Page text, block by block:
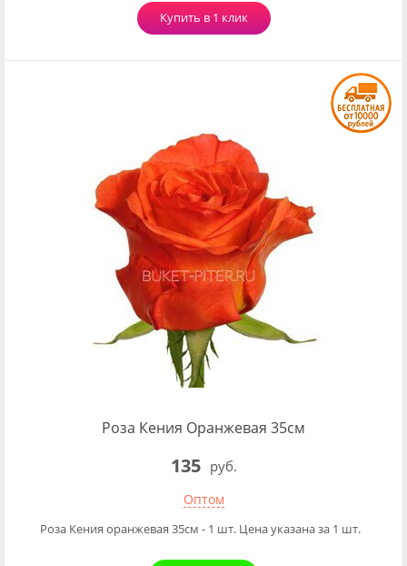
Купить в 1 клик
Роза Кения Оранжевая 35см
135 руб.
Оптом
Роза Кения оранжевая 35см - 1 шт. Цена указана за 1 шт.